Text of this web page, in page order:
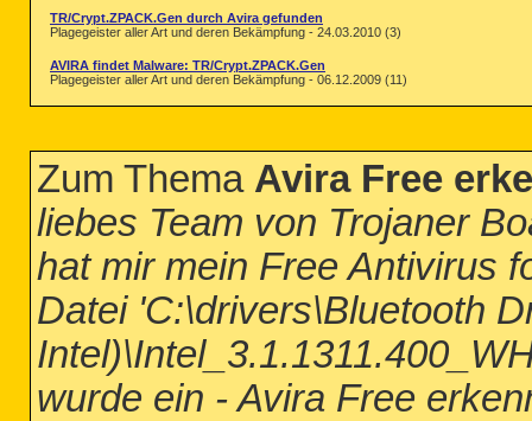
TR/Crypt.ZPACK.Gen durch Avira gefunden
Plagegeister aller Art und deren Bekämpfung - 24.03.2010 (3)
AVIRA findet Malware: TR/Crypt.ZPACK.Gen
Plagegeister aller Art und deren Bekämpfung - 06.12.2009 (11)
Zum Thema Avira Free
liebes Team von Trojaner
hat mir mein Free Antivirus
Datei 'C:\drivers\Bluetooth
wurde ein - Avira Free